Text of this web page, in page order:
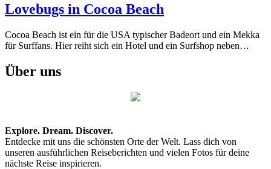
Lovebugs in Cocoa Beach
Cocoa Beach ist ein für die USA typischer Badeort und ein Mekka
für Surffans. Hier reiht sich ein Hotel und ein Surfshop neben…
Über uns
Explore. Dream. Discover.
Entdecke mit uns die schönsten Orte der Welt. Lass dich von
unseren ausführlichen Reiseberichten und vielen Fotos für deine
nächste Reise inspirieren.